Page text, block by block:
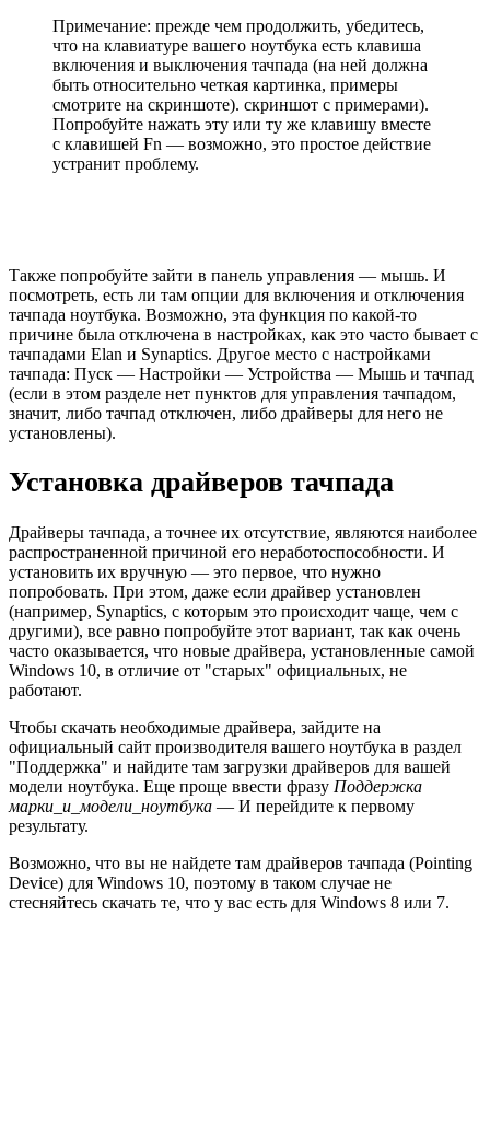
Примечание: прежде чем продолжить, убедитесь,
что на клавиатуре вашего ноутбука есть клавиша
включения и выключения тачпада (на ней должна
быть относительно четкая картинка, примеры
смотрите на скриншоте). скриншот с примерами).
Попробуйте нажать эту или ту же клавишу вместе
с клавишей Fn — возможно, это простое действие
устранит проблему.
Также попробуйте зайти в панель управления — мышь. И
посмотреть, есть ли там опции для включения и отключения
тачпада ноутбука. Возможно, эта функция по какой-то
причине была отключена в настройках, как это часто бывает с
тачпадами Elan и Synaptics. Другое место с настройками
тачпада: Пуск — Настройки — Устройства — Мышь и тачпад
(если в этом разделе нет пунктов для управления тачпадом,
значит, либо тачпад отключен, либо драйверы для него не
установлены).
Установка драйверов тачпада
Драйверы тачпада, а точнее их отсутствие, являются наиболее
распространенной причиной его неработоспособности. И
установить их вручную — это первое, что нужно
попробовать. При этом, даже если драйвер установлен
(например, Synaptics, с которым это происходит чаще, чем с
другими), все равно попробуйте этот вариант, так как очень
часто оказывается, что новые драйвера, установленные самой
Windows 10, в отличие от "старых" официальных, не
работают.
Чтобы скачать необходимые драйвера, зайдите на
официальный сайт производителя вашего ноутбука в раздел
"Поддержка" и найдите там загрузки драйверов для вашей
модели ноутбука. Еще проще ввести фразу Поддержка
марки_и_модели_ноутбука — И перейдите к первому
результату.
Возможно, что вы не найдете там драйверов тачпада (Pointing
Device) для Windows 10, поэтому в таком случае не
стесняйтесь скачать те, что у вас есть для Windows 8 или 7.